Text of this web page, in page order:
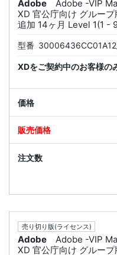
Adobe
Adobe -VIP
XD 官公庁向け グルー
追加 14ヶ月 Level 1(1 -
型番
XDをご契約中のお客様の
売り切り版(ライセンス)
Adobe
Adobe -VIP
XD 官公庁向け グルー